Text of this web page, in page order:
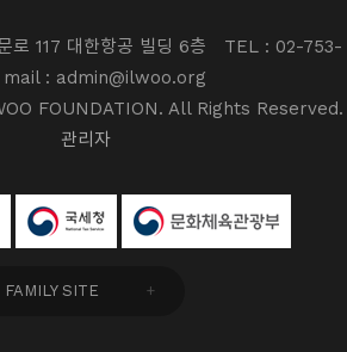
로 117 대한항공 빌딩 6층
TEL : 02-753-
mail : admin@ilwoo.org
FOUNDATION. All Rights Reserved.
관리자
FAMILY SITE +